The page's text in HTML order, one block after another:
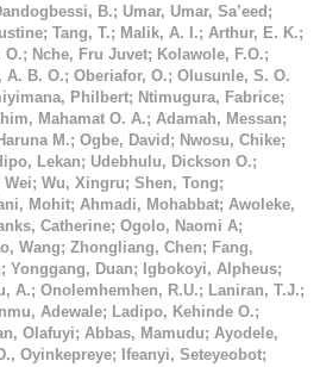
B.; Umar, Umar, Sa’eed ;
; Tang, T.; Malik, A. I.; Arthur, E. K.;
O.; Nche, Fru Juvet; Kolawole, F.O.;
A. B. O.; Oberiafor, O.; Olusunle, S. O.
Philbert; Ntimugura, Fabrice;
Mahamat O. A.; Adamah, Messan;
M.; Ogbe, David ; Nwosu, Chike;
Lekan; Udebhulu, Dickson O.;
Wei; Wu, Xingru; Shen, Tong;
Mohit; Ahmadi, Mohabbat; Awoleke,
Catherine; Ogolo, Naomi A;
Wang; Zhongliang, Chen; Fang,
; Yonggang, Duan; Igbokoyi, Alpheus;
A.; Onolemhemhen, R.U.; Laniran, T.J.;
Adewale; Ladipo, Kehinde O.;
Olafuyi; Abbas, Mamudu; Ayodele,
Oyinkepreye; Ifeanyi, Seteyeobot;